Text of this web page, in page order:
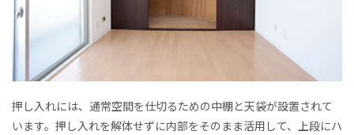
押し入れには、通常空間を仕切るための中棚と天袋が設置されて
います。押し入れを解体せずに内部をそのまま活用して、上段にハ